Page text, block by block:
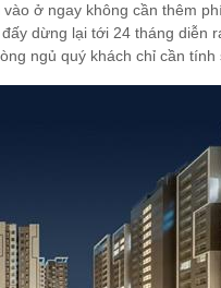
ở ngay không cần thêm
dừng lại tới 24 tháng diễn
ngủ quý khách chỉ cần